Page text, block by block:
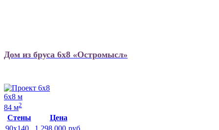
Дом из бруса 6х8 «Остромысл»
6х8 м
84 м2
Стены
Цена